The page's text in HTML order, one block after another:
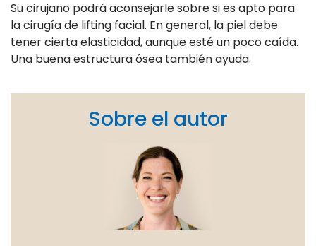
Su cirujano podrá aconsejarle sobre si es apto para
la cirugía de lifting facial. En general, la piel debe
tener cierta elasticidad, aunque esté un poco caída.
Una buena estructura ósea también ayuda.
Sobre el autor